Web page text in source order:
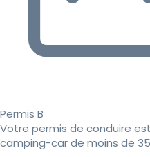
Permis B
Votre permis de conduire
camping-car de moins de